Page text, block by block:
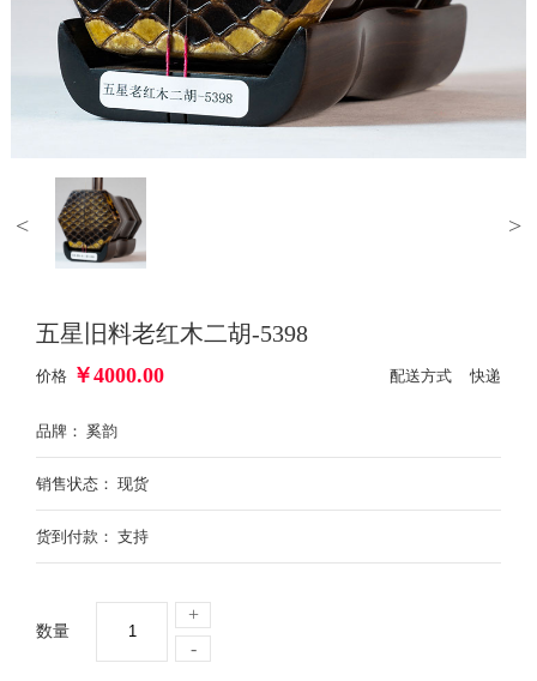
< >
五星旧料老红木二胡-5398
价格 ￥4000.00 配送方式 快递
品牌： 奚韵
销售状态： 现货
货到付款： 支持
数量
-
+